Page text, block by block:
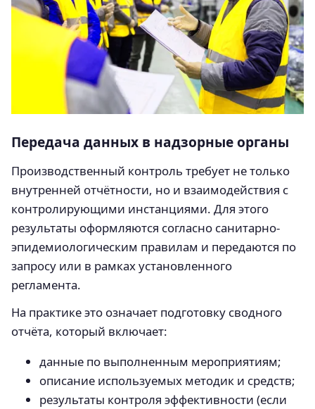
Передача данных в надзорные органы
Производственный контроль требует не только
внутренней отчётности, но и взаимодействия с
контролирующими инстанциями. Для этого
результаты оформляются согласно санитарно-
эпидемиологическим правилам и передаются по
запросу или в рамках установленного
регламента.
На практике это означает подготовку сводного
отчёта, который включает:
данные по выполненным мероприятиям;
описание используемых методик и средств;
результаты контроля эффективности (если